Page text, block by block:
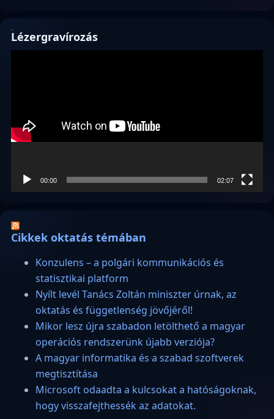
Lézergravírozás
00:00 02:07
Cikkek oktatás témában
Konzulens – a polgári kommunikációs és
statisztikai platform
Nyílt levél Tanács Zoltán miniszter úrnak, az
oktatás és függetlenség jövőjéről!
Mikor lesz újra szabadon letölthető a magyar
operációs rendszerünk újabb verziója?
A magyar informatika és a szabad szoftverek
megtisztítása
Microsoft odaadta a kulcsokat a hatóságoknak,
hogy visszafejthessék az adatokat.